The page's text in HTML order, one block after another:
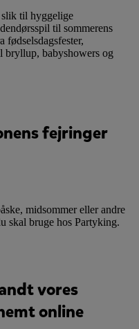
slik til hyggelige
til sommerens
fødselsdagsfester,
bryllup, babyshowers og
fejringer
midsommer eller andre
skal bruge hos Partyking.
vores
online